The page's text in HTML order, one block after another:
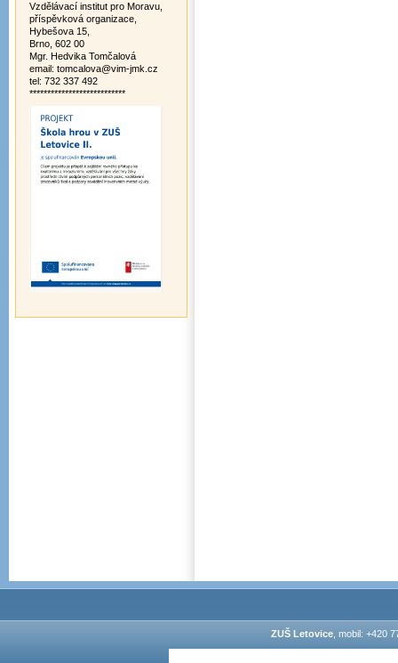
Vzdělávací institut pro Moravu,
příspěvková organizace,
Hybešova 15,
Brno, 602 00
Mgr. Hedvika Tomčalová
email: tomcalova@vim-jmk.cz
tel: 732 337 492
***************************
ZUŠ Letovice, mobil: +420